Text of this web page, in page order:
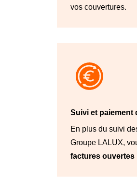
vos couvertures.
Suivi et paiement
En plus du suivi
Groupe LALUX,
factures ouvertes